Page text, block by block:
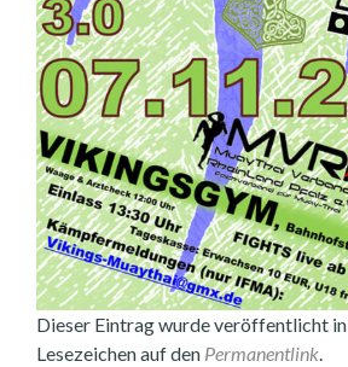
Dieser Eintrag wurde veröffentlicht in
Lesezeichen auf den Permanentlink.